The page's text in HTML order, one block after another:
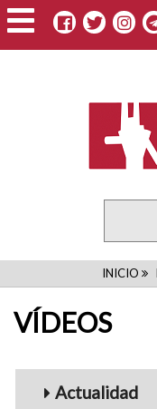
Pasar
al
contenido
INICIO
VÍDEOS
Actualidad